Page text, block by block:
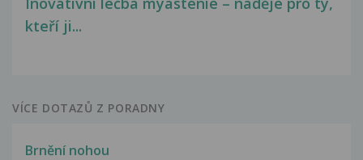
kteří ji...
VÍCE DOTAZŮ Z PORADNY
Brnění nohou